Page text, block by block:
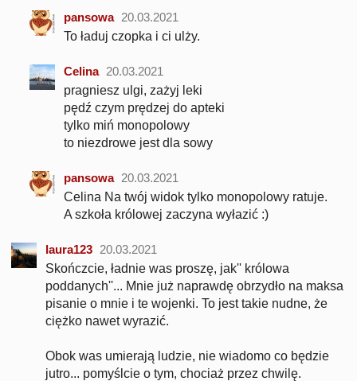
pansowa 20.03.2021
To ładuj czopka i ci ulży.
Celina 20.03.2021
pragniesz ulgi, zażyj leki
pędź czym prędzej do apteki
tylko miń monopolowy
to niezdrowe jest dla sowy
pansowa 20.03.2021
Celina Na twój widok tylko monopolowy ratuje.
A szkoła królowej zaczyna wyłazić :)
laura123 20.03.2021
Skończcie, ładnie was proszę, jak'' królowa
poddanych''... Mnie już naprawdę obrzydło na maksa
pisanie o mnie i te wojenki. To jest takie nudne, że
ciężko nawet wyrazić.
Obok was umierają ludzie, nie wiadomo co będzie
jutro... pomyślcie o tym, chociaż przez chwilę.